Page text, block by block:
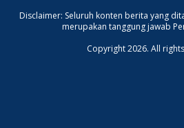
Disclaimer: Seluruh konten berita yang
merupakan tanggung jawab
Copyright 2026. All